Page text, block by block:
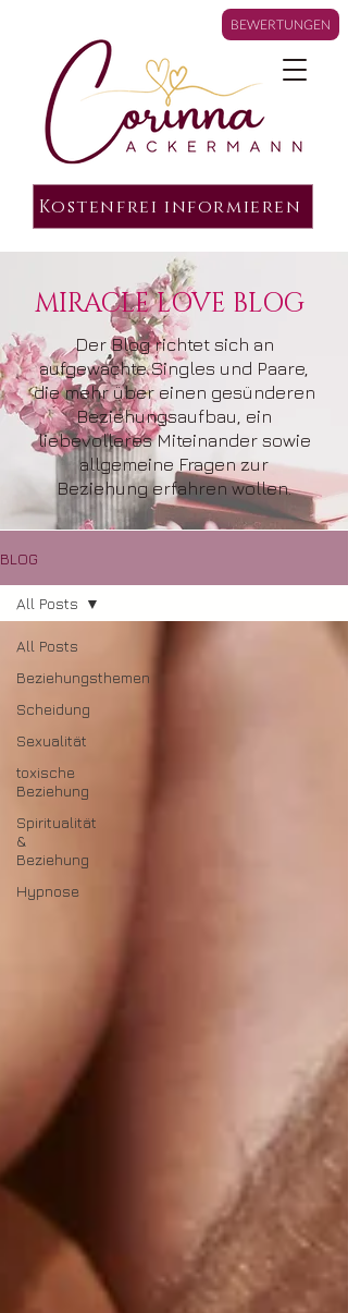
Kostenfrei informieren
MIRACLE LOVE BLOG
Der Blog richtet sich an
aufgewachte Singles und Paare,
die mehr über einen gesünderen
Beziehungsaufbau, ein
liebevolleres Miteinander sowie
allgemeine Fragen zur
Beziehung erfahren wollen.
BLOG
All Posts
Beziehungsthemen
Scheidung
Sexualität
toxische
Beziehung
Spiritualität
&
Beziehung
Hypnose
All Posts
BEWERTUNGEN